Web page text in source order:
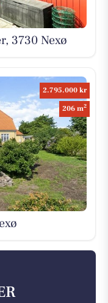
3730 Nexø
2.795.000 kr
206 m2